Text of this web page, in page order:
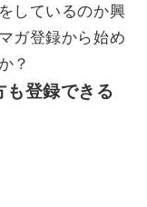
しているのか興
ガ登録から始め
？
も登録できる